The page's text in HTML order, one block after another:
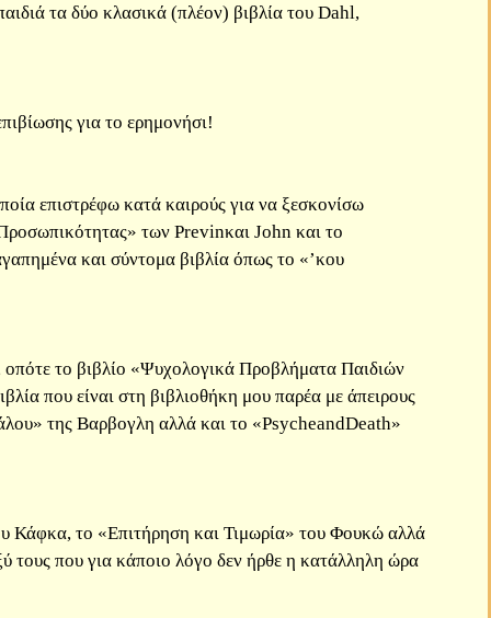
τα δύο κλασικά (πλέον) βιβλία του Dahl,
για το ερημονήσι!
επιστρέφω κατά καιρούς για να ξεσκονίσω
των Previnκαι John και το
και σύντομα βιβλία όπως το «’κου
το βιβλίο «Ψυχολογικά Προβλήματα Παιδιών
που είναι στη βιβλιοθήκη μου παρέα με άπειρους
της Βαρβογλη αλλά και το «PsycheandDeath»
το «Επιτήρηση και Τιμωρία» του Φουκώ αλλά
τους που για κάποιο λόγο δεν ήρθε η κατάλληλη ώρα